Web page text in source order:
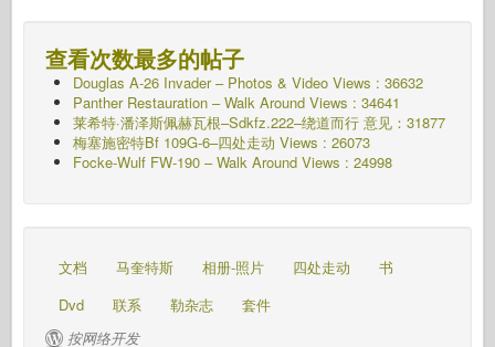
查看次数最多的帖子
Douglas A-26 Invader – Photos & Video Views : 36632
Panther Restauration – Walk Around Views : 34641
莱希特·潘泽斯佩赫瓦根–Sdkfz.222–绕道而行 意见：31877
梅塞施密特Bf 109G-6–四处走动 Views : 26073
Focke-Wulf FW-190 – Walk Around Views : 24998
文档 马奎特斯 相册-照片 四处走动
书
Dvd
联系 勒杂志 套件
按网络开发